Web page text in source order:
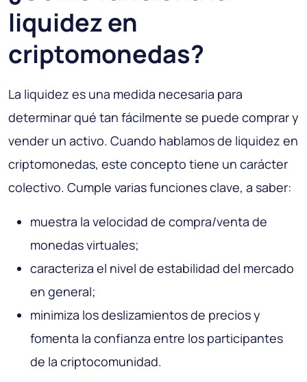
liquidez en
criptomonedas?
La liquidez es una medida necesaria para
determinar qué tan fácilmente se puede comprar y
vender un activo. Cuando hablamos de liquidez en
criptomonedas, este concepto tiene un carácter
colectivo. Cumple varias funciones clave, a saber:
muestra la velocidad de compra/venta de
monedas virtuales;
caracteriza el nivel de estabilidad del mercado
en general;
minimiza los deslizamientos de precios y
fomenta la confianza entre los participantes
de la criptocomunidad.